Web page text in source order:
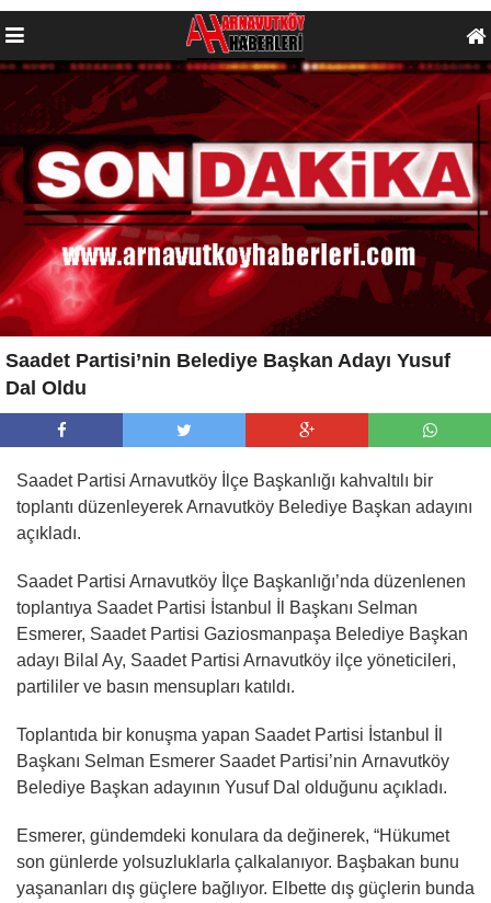
Saadet Partisi’nin Belediye Başkan Adayı Yusuf
Dal Oldu
Saadet Partisi Arnavutköy İlçe Başkanlığı kahvaltılı bir
toplantı düzenleyerek Arnavutköy Belediye Başkan adayını
açıkladı.
Saadet Partisi Arnavutköy İlçe Başkanlığı’nda düzenlenen
toplantıya Saadet Partisi İstanbul İl Başkanı Selman
Esmerer, Saadet Partisi Gaziosmanpaşa Belediye Başkan
adayı Bilal Ay, Saadet Partisi Arnavutköy ilçe yöneticileri,
partililer ve basın mensupları katıldı.
Toplantıda bir konuşma yapan Saadet Partisi İstanbul İl
Başkanı Selman Esmerer Saadet Partisi’nin Arnavutköy
Belediye Başkan adayının Yusuf Dal olduğunu açıkladı.
Esmerer, gündemdeki konulara da değinerek, “Hükumet
son günlerde yolsuzluklarla çalkalanıyor. Başbakan bunu
yaşananları dış güçlere bağlıyor. Elbette dış güçlerin bunda